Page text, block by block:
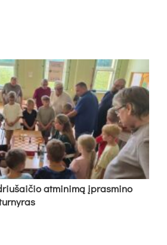
at­mi­ni­mą įpras­mi­no